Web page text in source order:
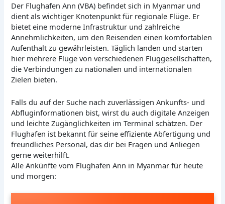
Der Flughafen Ann (VBA) befindet sich in Myanmar und
dient als wichtiger Knotenpunkt für regionale Flüge. Er
bietet eine moderne Infrastruktur und zahlreiche
Annehmlichkeiten, um den Reisenden einen komfortablen
Aufenthalt zu gewährleisten. Täglich landen und starten
hier mehrere Flüge von verschiedenen Fluggesellschaften,
die Verbindungen zu nationalen und internationalen
Zielen bieten.
Falls du auf der Suche nach zuverlässigen Ankunfts- und
Abfluginformationen bist, wirst du auch digitale Anzeigen
und leichte Zugänglichkeiten im Terminal schätzen. Der
Flughafen ist bekannt für seine effiziente Abfertigung und
freundliches Personal, das dir bei Fragen und Anliegen
gerne weiterhilft.
Alle Ankünfte vom Flughafen Ann in Myanmar für heute
und morgen: